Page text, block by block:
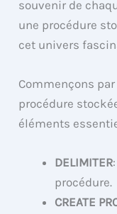
souvenir de
une procédure
cet univers
Commençons
procédure
éléments
DELIMITER
procédure.
CREATE